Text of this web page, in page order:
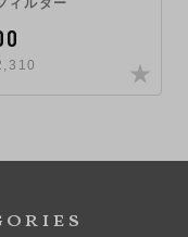
ィルター